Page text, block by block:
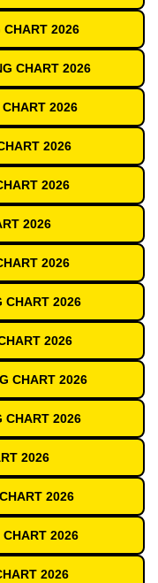
CHART 2026
CHART 2026
2026
2026
2026
2026
2026
CHART 2026
2026
CHART 2026
CHART 2026
2026
2026
2026
2026